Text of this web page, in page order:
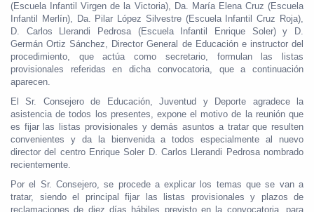
(Escuela Infantil Virgen de la Victoria), Da. María Elena Cruz (Escuela
Infantil Merlín), Da. Pilar López Silvestre (Escuela Infantil Cruz Roja),
D. Carlos Llerandi Pedrosa (Escuela Infantil Enrique Soler) y D.
Germán Ortiz Sánchez, Director General de Educación e instructor del
procedimiento, que actúa como secretario, formulan las listas
provisionales referidas en dicha convocatoria, que a continuación
aparecen.
El Sr. Consejero de Educación, Juventud y Deporte agradece la
asistencia de todos los presentes, expone el motivo de la reunión que
es fijar las listas provisionales y demás asuntos a tratar que resulten
convenientes y da la bienvenida a todos especialmente al nuevo
director del centro Enrique Soler D. Carlos Llerandi Pedrosa nombrado
recientemente.
Por el Sr. Consejero, se procede a explicar los temas que se van a
tratar, siendo el principal fijar las listas provisionales y plazos de
reclamaciones de diez días hábiles previsto en la convocatoria, para